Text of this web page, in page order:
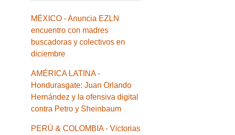
MÉXICO - Anuncia EZLN
encuentro con madres
buscadoras y colectivos en
diciembre
AMÉRICA LATINA -
Hondurasgate: Juan Orlando
Hernández y la ofensiva digital
contra Petro y Sheinbaum
PERÚ & COLOMBIA - Victorias